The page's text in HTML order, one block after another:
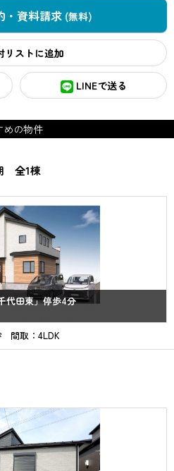
・資料請求 (無料)
リスト
LINEで送る
めの物件
全1棟
代田東」停歩4分
間取：4LDK